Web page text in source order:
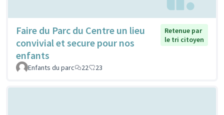
Faire du Parc du Centre un lieu
convivial et secure pour nos
enfants
Retenue par
le tri citoyen
Enfants du parc 22 23